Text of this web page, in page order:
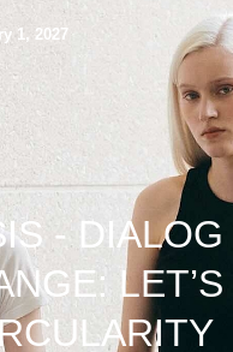
1, 2027
- DIALOG
LET’S